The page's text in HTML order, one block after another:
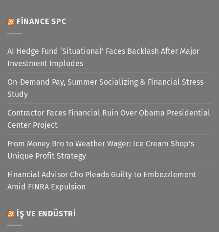
FINANCE SPC
AI Hedge Fund ‘Situational’ Faces Backlash After Major
Investment Implodes
On-Demand Pay, Summer Socializing & Financial Stress
Study
Contractor Faces Financial Ruin Over Obama Presidential
Center Project
From Money Bro to Weather Wager: Ice Cream Shop’s
Unique Profit Strategy
Financial Advisor Cho Pleads Guilty to Embezzlement
Amid FINRA Expulsion
İŞ VE ENDÜSTRI